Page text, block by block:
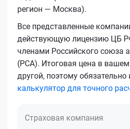
регион — Москва).
Все представленные
действующую лицензию ЦБ
членами Российского союза
(РСА). Итоговая цена в
другой, поэтому обязательно
калькулятор для точного
Страховая компания